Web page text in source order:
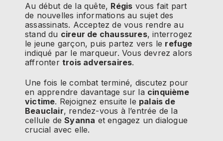
Au début de la quête, Régis vous fait part
de nouvelles informations au sujet des
assassinats. Acceptez de vous rendre au
stand du cireur de chaussures, interrogez
le jeune garçon, puis partez vers le refuge
indiqué par le marqueur. Vous devrez alors
affronter trois adversaires.
Une fois le combat terminé, discutez pour
en apprendre davantage sur la cinquième
victime. Rejoignez ensuite le palais de
Beauclair, rendez-vous à l’entrée de la
cellule deSyanna et engagez un dialogue
crucial avec elle.